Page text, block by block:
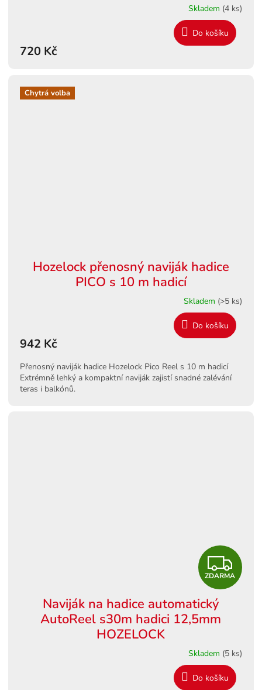
Skladem (4 ks)
720 Kč
Do košíku
Chytrá volba
Hozelock přenosný naviják hadice
PICO s 10 m hadicí
Skladem (>5 ks)
942 Kč
Do košíku
Přenosný naviják hadice Hozelock Pico Reel s 10 m hadicí
Extrémně lehký a kompaktní naviják zajistí snadné zalévání
teras i balkónů.
Z
D
M
ZDARMA
Naviják na hadice automatický
AutoReel s30m hadici 12,5mm
HOZELOCK
Skladem (5 ks)
Do košíku